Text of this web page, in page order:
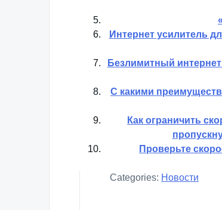
Интернет усилитель
Безлимитный
С какими
Как ограничить
Проверьте
Categories: Новости